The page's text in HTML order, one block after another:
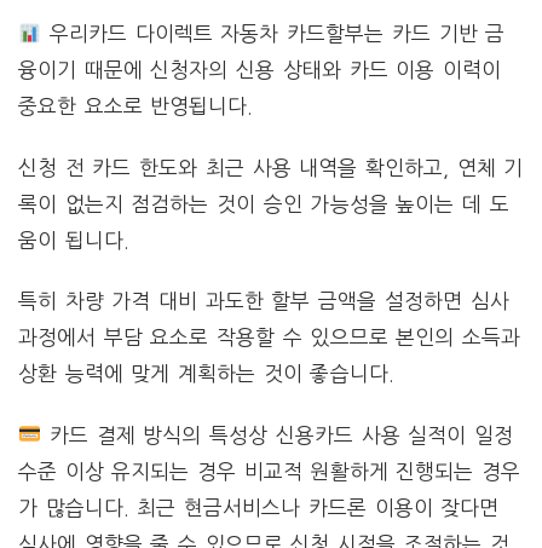
우리카드 다이렉트 자동차 카드할부는 카드 기반 금
융이기 때문에 신청자의 신용 상태와 카드 이용 이력이
중요한 요소로 반영됩니다.
신청 전 카드 한도와 최근 사용 내역을 확인하고, 연체 기
록이 없는지 점검하는 것이 승인 가능성을 높이는 데 도
움이 됩니다.
특히 차량 가격 대비 과도한 할부 금액을 설정하면 심사
과정에서 부담 요소로 작용할 수 있으므로 본인의 소득과
상환 능력에 맞게 계획하는 것이 좋습니다.
카드 결제 방식의 특성상 신용카드 사용 실적이 일정
수준 이상 유지되는 경우 비교적 원활하게 진행되는 경우
가 많습니다. 최근 현금서비스나 카드론 이용이 잦다면
심사에 영향을 줄 수 있으므로 신청 시점을 조절하는 것